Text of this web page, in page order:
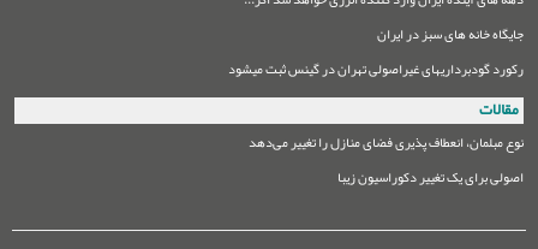
جایگاه خانه های سبز در ایران
رکورد گودبرداریهای غیراصولی تهران در گینس ثبت میشود
مقالات
نوع مبلمان،‌ انعطاف پذیری فضای منازل را تغییر می‌دهد
اصولی برای یک تغییر دکوراسیون زیبا